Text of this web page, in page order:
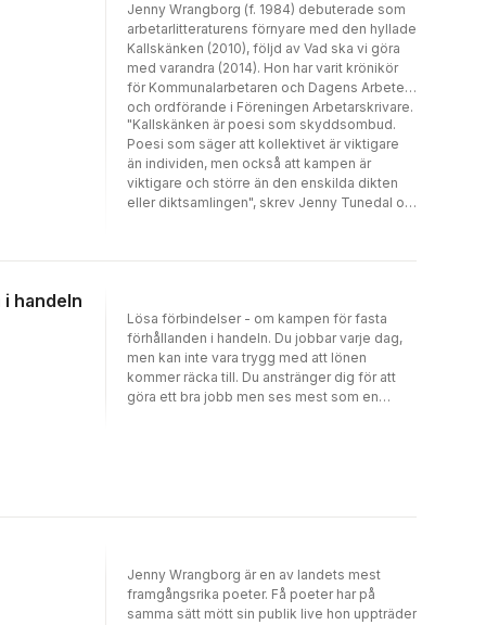
Jenny Wrangborg (f. 1984) debuterade som
arbetarlitteraturens förnyare med den hyllade
Kallskänken (2010), följd av Vad ska vi göra
med varandra (2014). Hon har varit krönikör
för Kommunalarbetaren och Dagens Arbete
och ordförande i Föreningen Arbetarskrivare.
"Kallskänken är poesi som skyddsombud.
Poesi som säger att kollektivet är viktigare
än individen, men också att kampen är
viktigare och större än den enskilda dikten
eller diktsamlingen", skrev Jenny Tunedal om
handeln
Lösa förbindelser - om kampen för fasta
förhållanden i handeln. Du jobbar varje dag,
men kan inte vara trygg med att lönen
kommer räcka till. Du anstränger dig för att
göra ett bra jobb men ses mest som en
höra deras berättelser, farhågor och rädslor.
behov och rättigheter, och vad den fackliga
kampen egentligen handlar om. Bokens
redaktör är den uppmärksammade poeten
Jenny Wrangborg är en av landets mest
framgångsrika poeter. Få poeter har på
samma sätt mött sin publik live hon uppträder